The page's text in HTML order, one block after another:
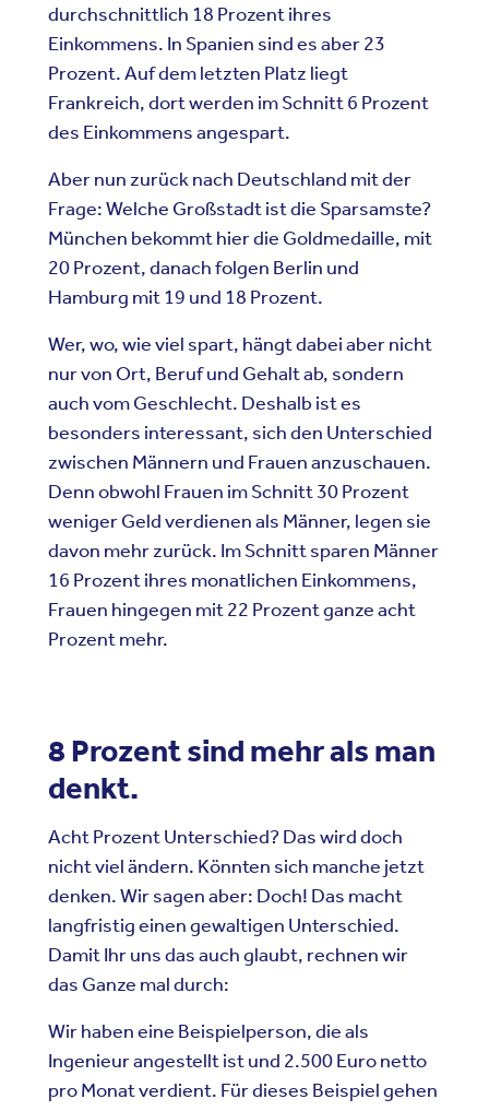
durchschnittlich 18 Prozent ihres
Einkommens. In Spanien sind es aber 23
Prozent. Auf dem letzten Platz liegt
Frankreich, dort werden im Schnitt 6 Prozent
des Einkommens angespart.
Aber nun zurück nach Deutschland mit der
Frage: Welche Großstadt ist die Sparsamste?
München bekommt hier die Goldmedaille, mit
20 Prozent, danach folgen Berlin und
Hamburg mit 19 und 18 Prozent.
Wer, wo, wie viel spart, hängt dabei aber nicht
nur von Ort, Beruf und Gehalt ab, sondern
auch vom Geschlecht. Deshalb ist es
besonders interessant, sich den Unterschied
zwischen Männern und Frauen anzuschauen.
Denn obwohl Frauen im Schnitt 30 Prozent
weniger Geld verdienen als Männer, legen sie
davon mehr zurück. Im Schnitt sparen Männer
16 Prozent ihres monatlichen Einkommens,
Frauen hingegen mit 22 Prozent ganze acht
Prozent mehr.
8 Prozent sind mehr als man
denkt.
Acht Prozent Unterschied? Das wird doch
nicht viel ändern. Könnten sich manche jetzt
denken. Wir sagen aber: Doch! Das macht
langfristig einen gewaltigen Unterschied.
Damit Ihr uns das auch glaubt, rechnen wir
das Ganze mal durch:
Wir haben eine Beispielperson, die als
Ingenieur angestellt ist und 2.500 Euro netto
pro Monat verdient. Für dieses Beispiel gehen